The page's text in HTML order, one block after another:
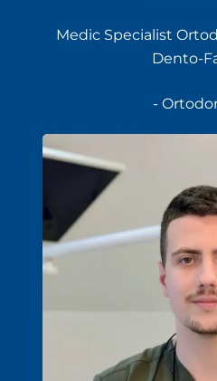
Medic Specialist
Dento-
-